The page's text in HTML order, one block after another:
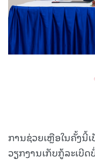
ການຊ່ວຍເຫຼືອໃນຄັ້ງນີ້
ວຽກງານເກັບກູ້ລະເບີ